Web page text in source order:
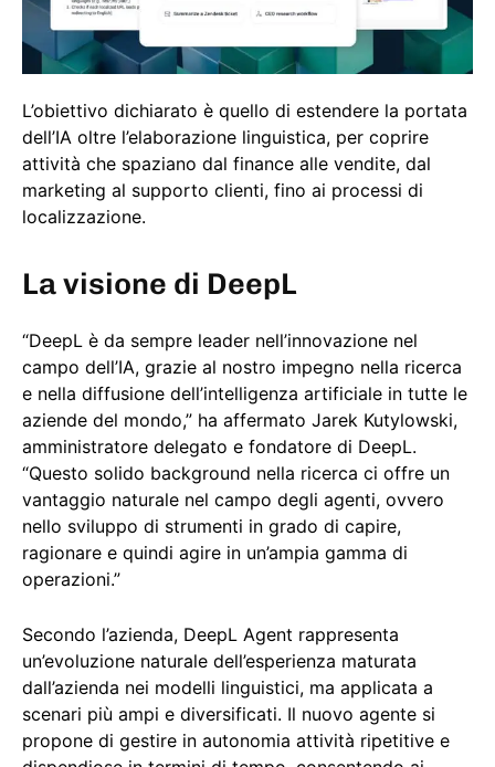
L’obiettivo dichiarato è quello di estendere la portata
dell’IA oltre l’elaborazione linguistica, per coprire
attività che spaziano dal finance alle vendite, dal
marketing al supporto clienti, fino ai processi di
localizzazione.
La visione di DeepL
“DeepL è da sempre leader nell’innovazione nel
campo dell’IA, grazie al nostro impegno nella ricerca
e nella diffusione dell’intelligenza artificiale in tutte le
aziende del mondo,” ha affermato Jarek Kutylowski,
amministratore delegato e fondatore di DeepL.
“Questo solido background nella ricerca ci offre un
vantaggio naturale nel campo degli agenti, ovvero
nello sviluppo di strumenti in grado di capire,
ragionare e quindi agire in un’ampia gamma di
operazioni.”
Secondo l’azienda, DeepL Agent rappresenta
un’evoluzione naturale dell’esperienza maturata
dall’azienda nei modelli linguistici, ma applicata a
scenari più ampi e diversificati. Il nuovo agente si
propone di gestire in autonomia attività ripetitive e